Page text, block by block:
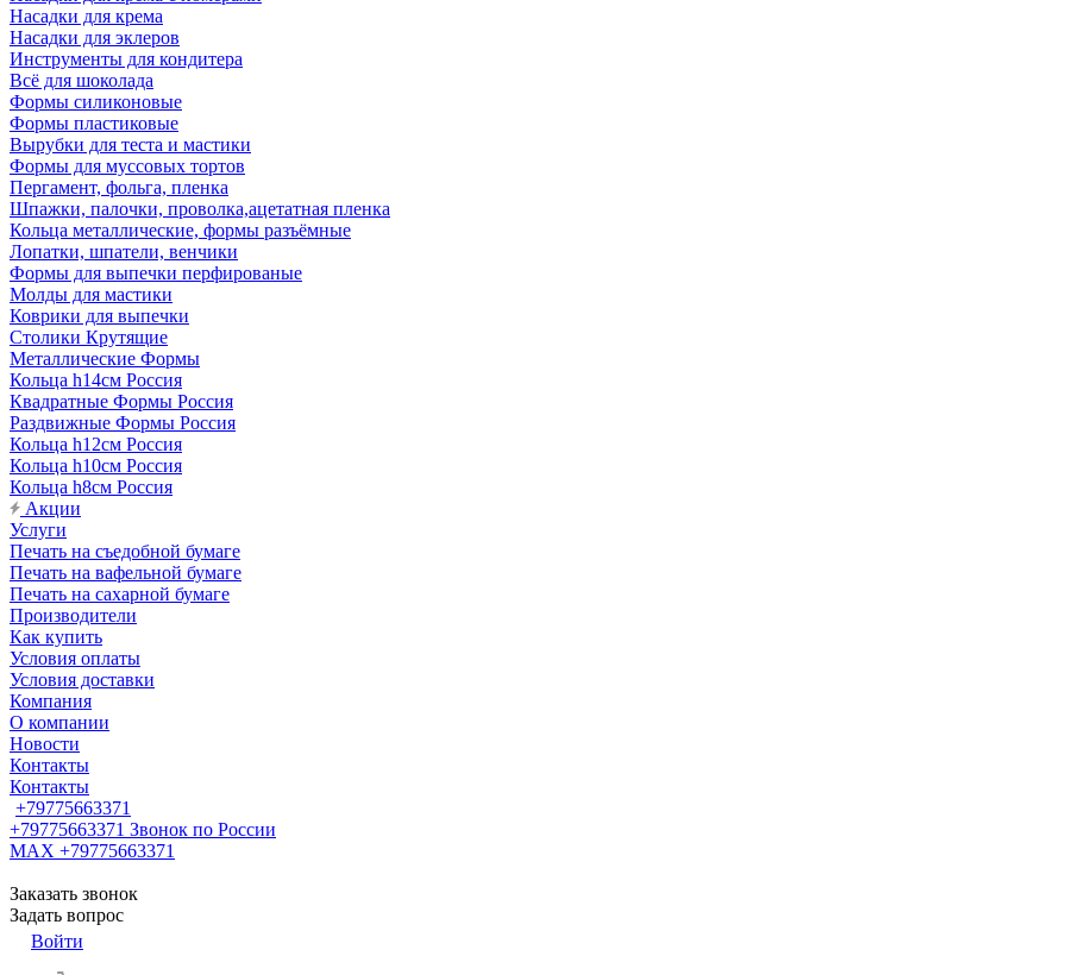
Насадки для крема
Насадки для эклеров
Инструменты для кондитера
Всё для шоколада
Формы силиконовые
Формы пластиковые
Вырубки для теста и мастики
Формы для муссовых тортов
Пергамент, фольга, пленка
Шпажки, палочки, проволка,ацетатная пленка
Кольца металлические, формы разъёмные
Лопатки, шпатели, венчики
Формы для выпечки перфированые
Молды для мастики
Коврики для выпечки
Столики Крутящие
Металлические Формы
Кольца h14см Россия
Квадратные Формы Россия
Раздвижные Формы Россия
Кольца h12см Россия
Кольца h10см Россия
Кольца h8см Россия
Акции
Услуги
Печать на съедобной бумаге
Печать на вафельной бумаге
Печать на сахарной бумаге
Производители
Как купить
Условия оплаты
Условия доставки
Компания
О компании
Новости
Контакты
Контакты
+79775663371
+79775663371 Звонок по России
MAX +79775663371
Заказать звонок
Задать вопрос
Войти